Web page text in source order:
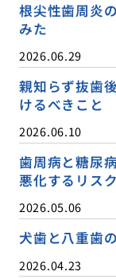
根尖性歯周炎
みた
2026.06.29
親知らず抜歯
けるべきこと
2026.06.10
歯周病と糖尿
悪化するリスク
2026.05.06
犬歯と八重歯
2026.04.23